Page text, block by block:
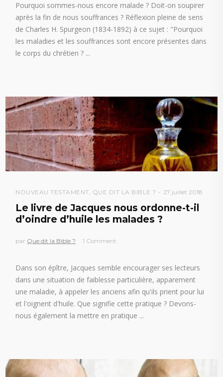
Pourquoi sommes-nous encore malade ? Doit-on soupirer
après la fin de nous souffrances ? Réflexion pleine de sens
de Charles H. Spurgeon (1834-1892) à ce sujet : "Pourquoi
les maladies et les souffrances sont encore présentes dans
le corps du chrétien ?
NOUVEAU TESTAMENT, QUE DIT LA BIBLE ? 27 juillet 2018
Le livre de Jacques nous ordonne-t-il
d’oindre d’huile les malades ?
par Que dit la Bible ? 1 Comment
Dans son épître, Jacques semble encourager ses lecteurs
dans une situation de faiblesse particulière, apparement
une maladie, à appeler les anciens afin qu'ils prient pour lui
et l'oignent d'huile. Que signifie cette pratique ? Devons-
nous également la mettre en pratique